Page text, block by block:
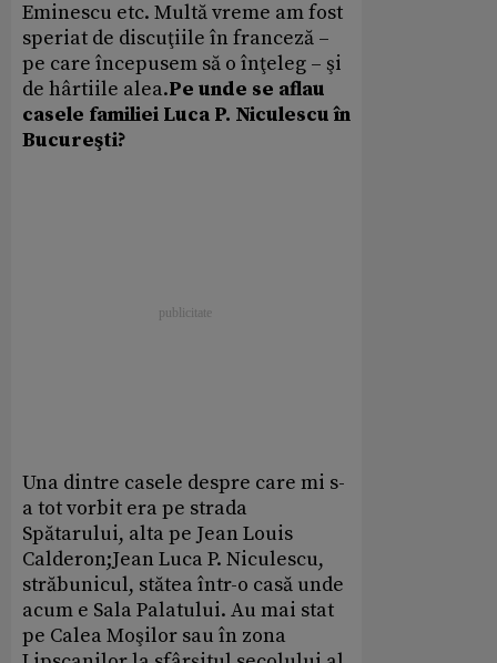
Eminescu etc. Multă vreme am fost
speriat de discuţiile în franceză –
pe care începusem să o înţeleg – şi
de hârtiile alea.Pe unde se aflau
casele familiei Luca P. Niculescu în
Bucureşti?
Una dintre casele despre care mi s-
a tot vorbit era pe strada
Spătarului, alta pe Jean Louis
Calderon;Jean Luca P. Niculescu,
străbunicul, stătea într-o casă unde
acum e Sala Palatului. Au mai stat
pe Calea Moşilor sau în zona